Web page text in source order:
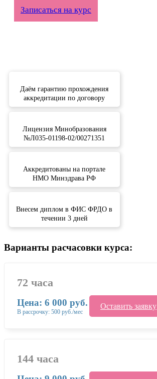
Записаться на курс
Даём гарантию прохождения
аккредитации по договору
Лицензия Минобразования
№Л035-01198-02/00271351
Аккредитованы на портале
НМО Минздрава РФ
Внесем диплом в ФИС ФРДО в
течении 3 дней
Варианты расчасовки курса:
72 часа
Цена: 6 000 руб.
В рассрочку: 500 руб./мес
Оставить заявку
144 часа